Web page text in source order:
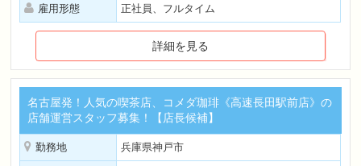
雇用形態 正社員、フルタイム
詳細を見る
名古屋発！人気の喫茶店、コメダ珈琲《高速長田駅前店》の
店舗運営スタッフ募集！【店長候補】
勤務地 兵庫県神戸市